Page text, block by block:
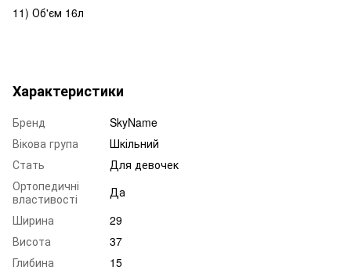
11) Об'єм 16л
Характеристики
Бренд
SkyName
Вікова група
Шкільний
Стать
Для девочек
Ортопедичні
властивості
Да
Ширина
29
Висота
37
Глибина
15